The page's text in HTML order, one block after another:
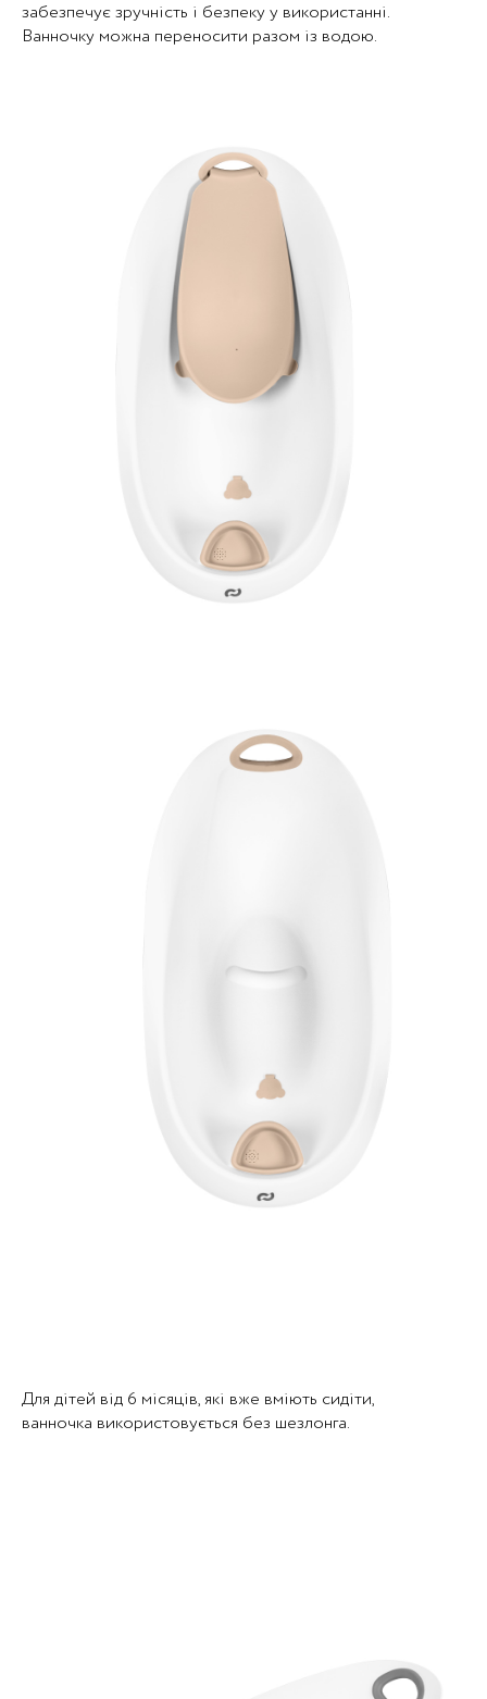
забезпечує зручність і безпеку у використанні.
Ванночку можна переносити разом із водою.
Для дітей від 6 місяців, які вже вміють сидіти,
ванночка використовується без шезлонга.